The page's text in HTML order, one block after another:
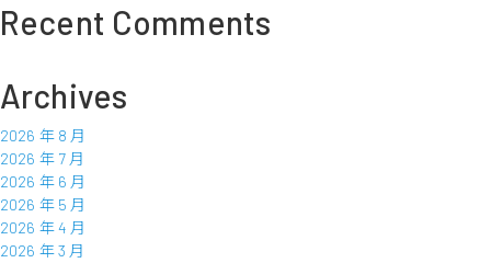
务
Recent Comments
Archives
2026 年 8 月
2026 年 7 月
2026 年 6 月
2026 年 5 月
2026 年 4 月
2026 年 3 月